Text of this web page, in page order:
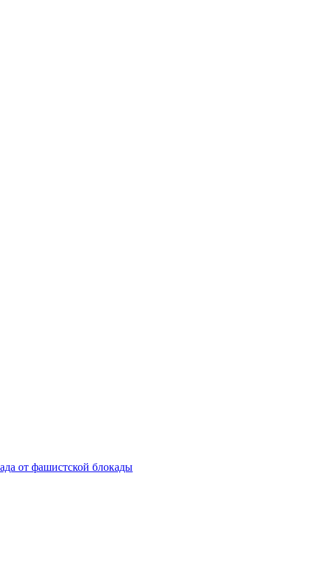
от фашистской блокады